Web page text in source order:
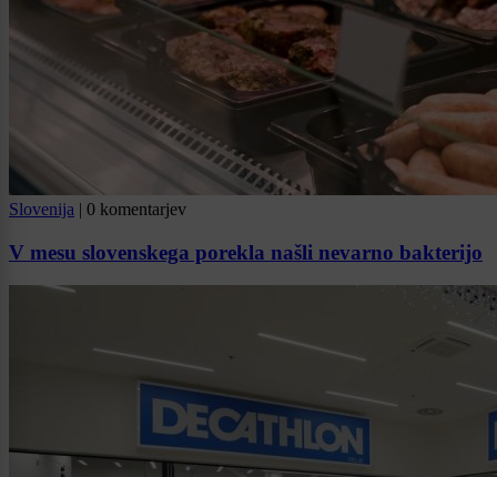
Slovenija | 0 komentarjev
V mesu slovenskega porekla našli nevarno bakterijo